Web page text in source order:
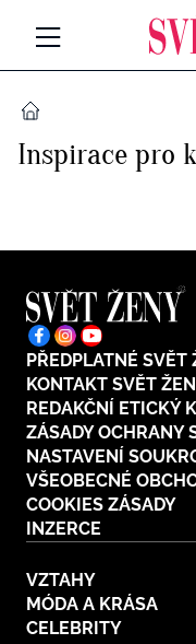
CELEBRITY
Všechny kategorie
Seberozvoj
ZDRAVÍ
Všechny kategorie
Životní styl
ZÁBAVA
Všechny kategorie
Testy a kvízy
BYDLENÍ
Všechny kategorie
Tvoření
DOMŮ
Inspirace pro
PŘEDPLATNÉ SVĚT
KONTAKT SVĚT
REDAKČNÍ ETICKÝ
ZÁSADY OCHRANY
NASTAVENÍ
VŠEOBECNÉ
COOKIES ZÁSADY
INZERCE
VZTAHY
MÓDA A KRÁSA
CELEBRITY